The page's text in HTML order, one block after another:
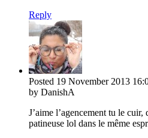
Reply
Posted 19 November 2013
by DanishA
J’aime l’agencement tu le
patineuse lol dans le même